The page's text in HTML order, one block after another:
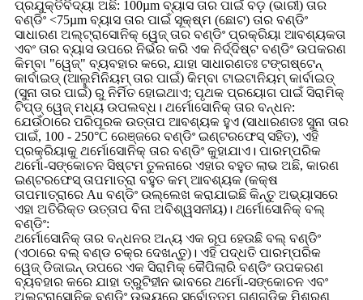
ପ୍ରଯୁକ୍ତିବିଦ୍ୟା ଅଛି: 100µm ବ୍ୟାସ ତାର ପାଇଁ ବଡ଼ (ଭାରୀ) ତାର
ବଣ୍ଡିଂ <75µm ବ୍ୟାସ ତାର ପାଇଁ ସୂକ୍ଷ୍ମ (ଛୋଟ) ତାର ବଣ୍ଡିଂ
ସାଧାରଣ ଅଲ୍ଟ୍ରାସୋନିକ୍ ୱେଜ୍ ତାର ବଣ୍ଡିଂ ପ୍ରକ୍ରିୟା ଆବଶ୍ୟକତା
ଏବଂ ତାର ବ୍ୟାସ ଉପରେ ନିର୍ଭର କରି ଏକ ନିର୍ଦ୍ଦିଷ୍ଟ ବଣ୍ଡିଂ ଉପକରଣ
କିମ୍ବା "ୱେଜ୍" ବ୍ୟବହାର କରେ, ଯାହା ସାଧାରଣତଃ ଟଙ୍ଗଷ୍ଟେନ୍
କାର୍ବାଇଡ୍ (ଆଲୁମିନିୟମ୍ ତାର ପାଇଁ) କିମ୍ବା ଟାଇଟାନିୟମ୍ କାର୍ବାଇଡ୍
(ସୁନା ତାର ପାଇଁ) ରୁ ନିର୍ମିତ ହୋଇଥାଏ; ପୃଥକ ପ୍ରୟୋଗ ପାଇଁ ସିରାମିକ୍
ଟିପ୍ଡ୍ ୱେଜ୍ ମଧ୍ୟ ଉପଲବ୍ଧ। ଥର୍ମୋସୋନିକ୍ ତାର ବନ୍ଧନ:
ଯେଉଁଠାରେ ପରିପୂରକ ଉତ୍ତାପ ଆବଶ୍ୟକ ହୁଏ (ସାଧାରଣତଃ ସୁନା ତାର
ପାଇଁ, 100 - 250°C ରେଞ୍ଜରେ ବଣ୍ଡିଂ ଇଣ୍ଟରଫେସ୍ ସହିତ), ଏହି
ପ୍ରକ୍ରିୟାକୁ ଥର୍ମୋସୋନିକ୍ ତାର ବଣ୍ଡିଂ କୁହାଯାଏ। ପାରମ୍ପରିକ
ଥର୍ମୋ-ସଙ୍କୋଚନ ସିଷ୍ଟମ ତୁଳନାରେ ଏହାର ବହୁତ ଲାଭ ଅଛି, କାରଣ
ଇଣ୍ଟରଫେସ୍ ତାପମାତ୍ରା ବହୁତ କମ୍ ଆବଶ୍ୟକ (କକ୍ଷ
ତାପମାତ୍ରାରେ Au ବଣ୍ଡିଂ ଉଲ୍ଲେଖ କରାଯାଇଛି କିନ୍ତୁ ଅଭ୍ୟାସରେ
ଏହା ଅତିରିକ୍ତ ଉତ୍ତାପ ବିନା ଅବିଶ୍ୱସନୀୟ)। ଥର୍ମୋସୋନିକ୍ ବଲ୍
ବଣ୍ଡିଂ:
ଥର୍ମୋସୋନିକ୍ ତାର ବନ୍ଧନର ଅନ୍ୟ ଏକ ରୂପ ହେଉଛି ବଲ୍ ବଣ୍ଡିଂ
(ଏଠାରେ ବଲ୍ ବଣ୍ଡ ଚକ୍ର ଦେଖନ୍ତୁ)। ଏହି ପଦ୍ଧତି ପାରମ୍ପରିକ
ୱେଜ୍ ଡିଜାଇନ୍ ଉପରେ ଏକ ସିରାମିକ୍ କୈପିଲାରି ବଣ୍ଡିଂ ଉପକରଣ
ବ୍ୟବହାର କରେ ଯାହା ତ୍ରୁଟିହୀନ ଭାବରେ ଥର୍ମୋ-ସଙ୍କୋଚନ ଏବଂ
ଅଲ୍ଟ୍ରାସୋନିକ୍ ବଣ୍ଡିଂ ଉଭୟରେ ସର୍ବୋତ୍ତମ ଗୁଣଗୁଡ଼ିକୁ ମିଶ୍ରଣ